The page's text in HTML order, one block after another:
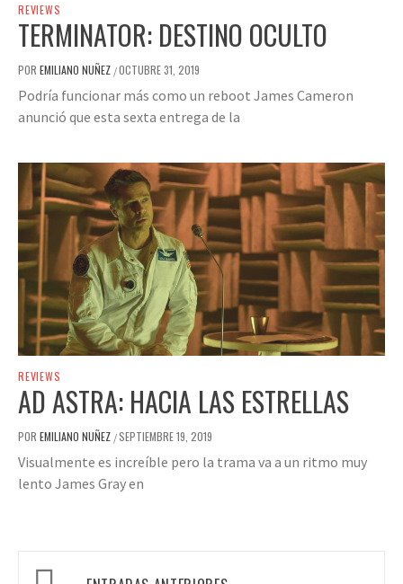
REVIEWS
TERMINATOR: DESTINO OCULTO
POR EMILIANO NUÑEZ /OCTUBRE 31, 2019
Podría funcionar más como un reboot James Cameron
anunció que esta sexta entrega de la
REVIEWS
AD ASTRA: HACIA LAS ESTRELLAS
POR EMILIANO NUÑEZ /SEPTIEMBRE 19, 2019
Visualmente es increíble pero la trama va a un ritmo muy
lento James Gray en
Navegación